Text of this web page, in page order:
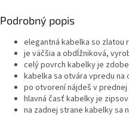
Podrobný popis
elegantná kabelka so
je väčšia a obdĺžniková,
celý povrch kabelky je
kabelka sa otvára vpredu
po otvorení nájdeš v
hlavná časť kabelky je
na zadnej strane kabelky sa